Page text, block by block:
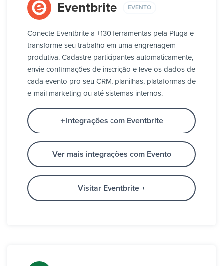
Eventbrite EVENTO
Conecte Eventbrite a +130 ferramentas pela Pluga e
transforme seu trabalho em uma engrenagem
produtiva. Cadastre participantes automaticamente,
envie confirmações de inscrição e leve os dados de
cada evento pro seu CRM, planilhas, plataformas de
e-mail marketing ou até sistemas internos.
Integrações com Eventbrite
Ver mais integrações com Evento
Visitar Eventbrite